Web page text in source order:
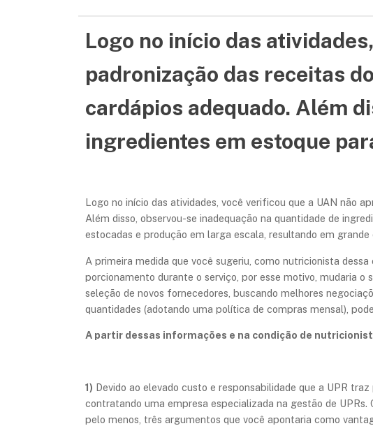
Logo no início das
padronização das receitas
cardápios adequado. Além
ingredientes em estoque
Logo no início das atividades, você verificou que a UAN não
Além disso, observou-se inadequação na quantidade de
estocadas e produção em larga escala, resultando em
A primeira medida que você sugeriu, como nutricionista
porcionamento durante o serviço, por esse motivo, mudaria
seleção de novos fornecedores, buscando melhores
quantidades (adotando uma política de compras mensal),
A partir dessas informações e na condição de
1) Devido ao elevado custo e responsabilidade que a UPR
contratando uma empresa especializada na gestão de
pelo menos, três argumentos que você apontaria como